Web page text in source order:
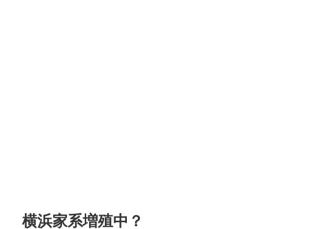
横浜家系増殖中？